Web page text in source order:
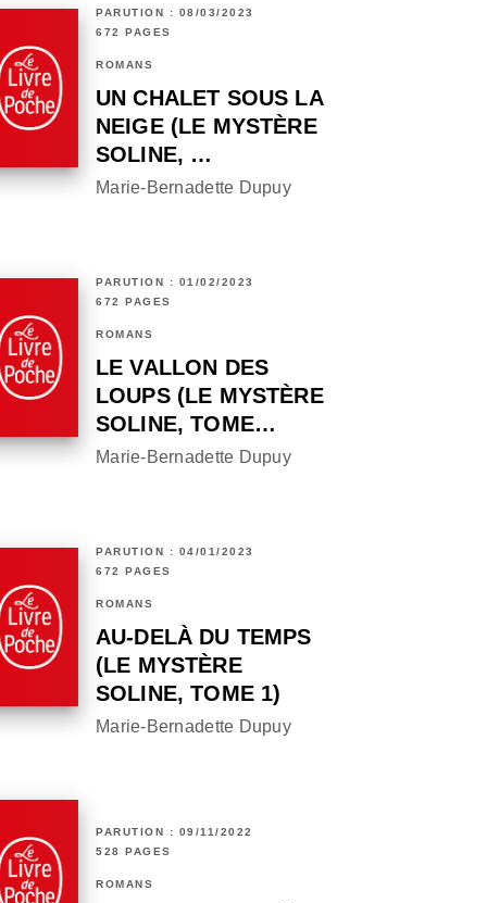
PARUTION : 08/03/2023
672 PAGES
ROMANS
UN CHALET SOUS LA
NEIGE (LE MYSTÈRE
SOLINE, …
Marie-Bernadette Dupuy
PARUTION : 01/02/2023
672 PAGES
ROMANS
LE VALLON DES
LOUPS (LE MYSTÈRE
SOLINE, TOME…
Marie-Bernadette Dupuy
PARUTION : 04/01/2023
672 PAGES
ROMANS
AU-DELÀ DU TEMPS
(LE MYSTÈRE
SOLINE, TOME 1)
Marie-Bernadette Dupuy
PARUTION : 09/11/2022
528 PAGES
ROMANS